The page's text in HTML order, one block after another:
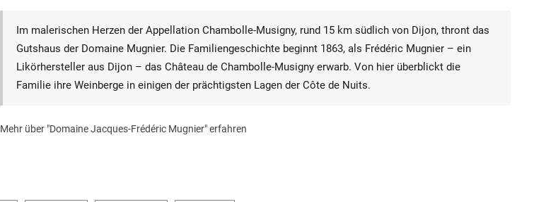
Im malerischen Herzen der Appellation Chambolle-Musigny, rund 15 km südlich von Dijon, thront das
Gutshaus der Domaine Mugnier. Die Familiengeschichte beginnt 1863, als Frédéric Mugnier – ein
Likörhersteller aus Dijon – das Château de Chambolle-Musigny erwarb. Von hier überblickt die
Familie ihre Weinberge in einigen der prächtigsten Lagen der Côte de Nuits.
Mehr über "Domaine Jacques-Frédéric Mugnier" erfahren